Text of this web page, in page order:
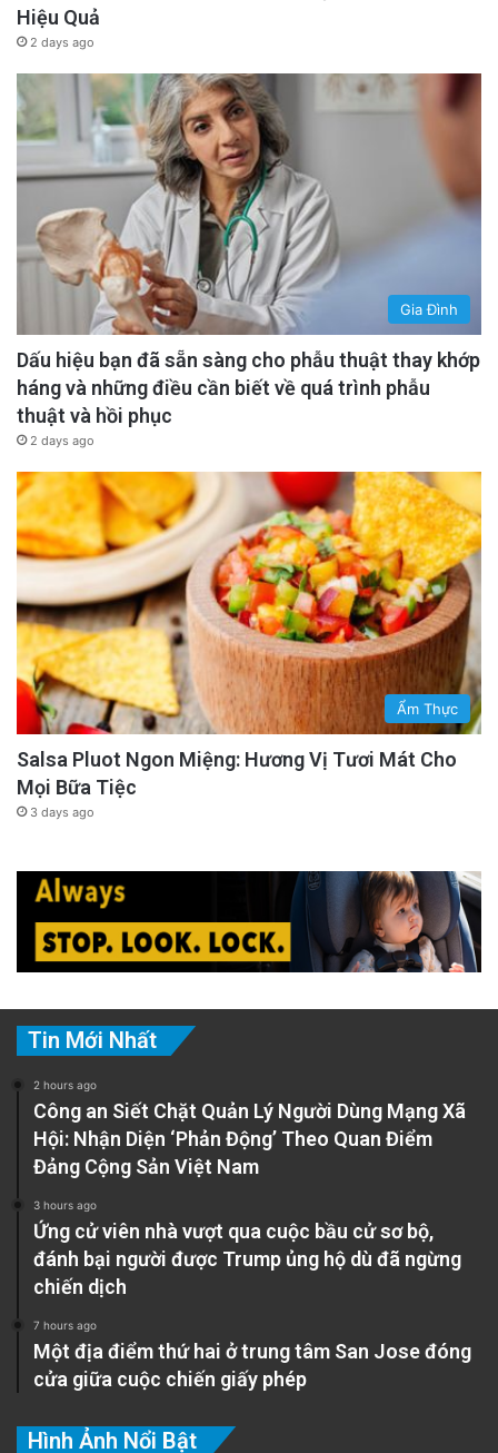
Hiệu Quả
2 days ago
Gia Đình
Dấu hiệu bạn đã sẵn sàng cho phẫu thuật thay khớp
háng và những điều cần biết về quá trình phẫu
thuật và hồi phục
2 days ago
Ẩm Thực
Salsa Pluot Ngon Miệng: Hương Vị Tươi Mát Cho
Mọi Bữa Tiệc
3 days ago
Tin Mới Nhất
2 hours ago
Công an Siết Chặt Quản Lý Người Dùng Mạng Xã
Hội: Nhận Diện ‘Phản Động’ Theo Quan Điểm
Đảng Cộng Sản Việt Nam
3 hours ago
Ứng cử viên nhà vượt qua cuộc bầu cử sơ bộ,
đánh bại người được Trump ủng hộ dù đã ngừng
chiến dịch
7 hours ago
Một địa điểm thứ hai ở trung tâm San Jose đóng
cửa giữa cuộc chiến giấy phép
Hình Ảnh Nổi Bật